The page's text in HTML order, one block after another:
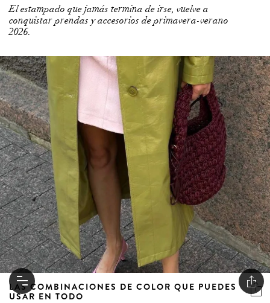
El estampado que jamás termina de irse, vuelve a
conquistar prendas y accesorios de primavera-verano
2026.
LAS COMBINACIONES DE COLOR QUE PUEDES
USAR EN TODO